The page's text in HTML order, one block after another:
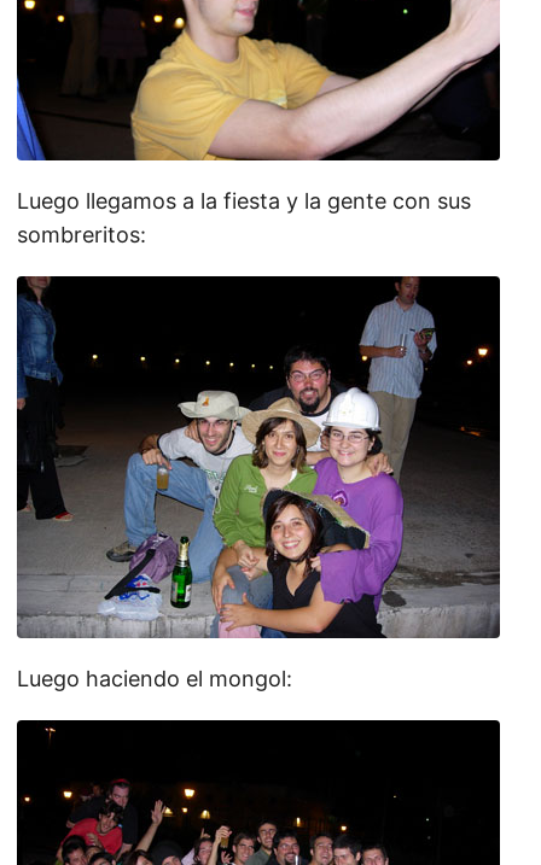
Luego llegamos a la fiesta y la gente con sus
sombreritos:
Luego haciendo el mongol: